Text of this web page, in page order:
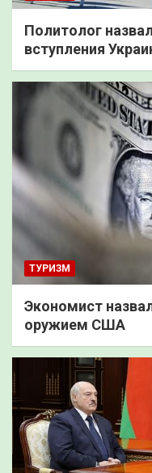
Политолог
вступления
ТУРИЗМ
Экономист
оружием США